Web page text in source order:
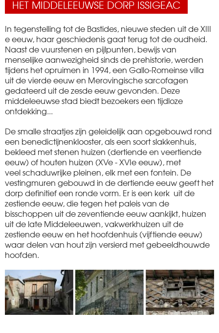
HET MIDDELEEUWSE DORP ISSIGEAC
In tegenstelling tot de Bastides, nieuwe steden uit de XIII
e eeuw, haar geschiedenis gaat terug tot de oudheid.
Naast de vuurstenen en pijlpunten, bewijs van
menselijke aanwezigheid sinds de prehistorie, werden
tijdens het opruimen in 1994, een Gallo-Romeinse villa
uit de vierde eeuw en Merovingische sarcofagen
gedateerd uit de zesde eeuw gevonden. Deze
middeleeuwse stad biedt bezoekers een tijdloze
ontdekking...
De smalle straatjes zijn geleidelijk aan opgebouwd rond
een benedictijnenklooster, als een soort slakkenhuis,
bekleed met stenen huizen (dertiende en veertiende
eeuw) of houten huizen (XVe - XVIe eeuw), met
veel schaduwrijke pleinen, elk met een fontein. De
vestingmuren gebouwd in de dertiende eeuw geeft het
dorp definitief een ronde vorm. Er is een kerk uit de
zestiende eeuw, die tegen het paleis van de
bisschoppen uit de zeventiende eeuw aankijkt, huizen
uit de late Middeleeuwen, vakwerkhuizen uit de
zestiende eeuw en het hoofdenhuis (vijftiende eeuw)
waar delen van hout zijn versierd met gebeeldhouwde
hoofden.